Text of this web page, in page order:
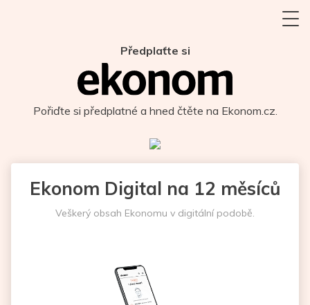
Předplaťte si
Pořiďte si předplatné a hned čtěte na Ekonom.cz.
Ekonom Digital na 12 měsíců
Veškerý obsah Ekonomu v digitální podobě.